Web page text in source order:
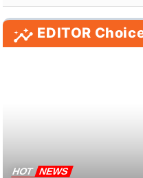
EDITOR
HOT NEWS